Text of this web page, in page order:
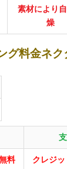
素材により
燥
グ料金ネク
料 クレジ